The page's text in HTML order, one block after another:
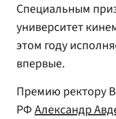
Специальным
университет
этом году
впервые.
Премию ректору
РФАлександр